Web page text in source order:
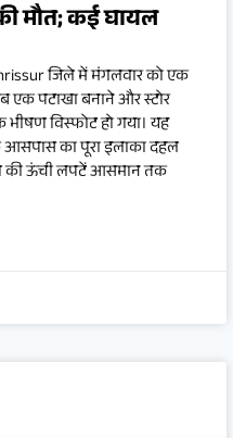
मौत; कई घायल
जिले में मंगलवार को एक
एक पटाखा बनाने और स्टोर
विस्फोट हो गया। यह
आसपास का पूरा इलाका दहल
ऊंची लपटें आसमान तक